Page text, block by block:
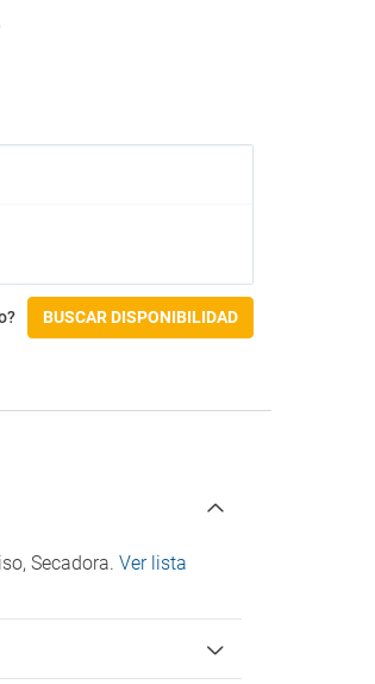
in/Check-out
BUSCAR DISPONIBILIDAD
Secadora. Ver lista